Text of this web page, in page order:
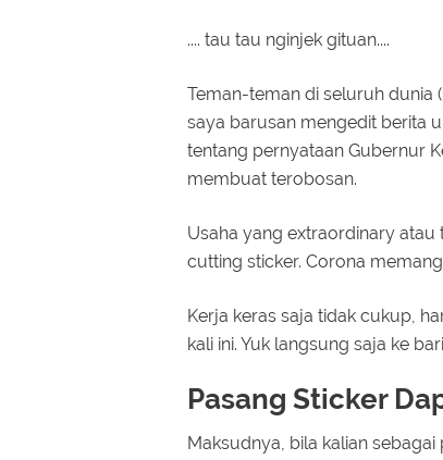
.... tau tau nginjek gituan....
Teman-teman di seluruh dunia
saya barusan mengedit berita
tentang pernyataan Gubernur
membuat terobosan.
Usaha yang extraordinary atau
cutting sticker. Corona
Kerja keras saja tidak cukup,
kali ini. Yuk langsung saja ke
Pasang Sticker
Maksudnya, bila kalian